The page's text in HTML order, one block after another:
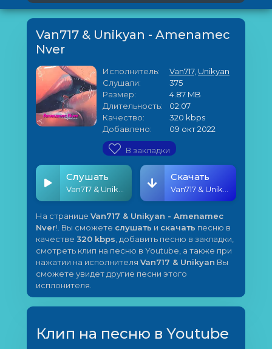
Van717 & Unikyan - Amenamec
Nver
Исполнитель: Van717, Unikyan
Слушали:
375
Размер:
4.87 MB
Длительность:
02:07
Качество:
320 kbps
Добавлено:
09 окт 2022
В закладки
Слушать Скачать
На странице Van717 & Unikyan - Amenamec
Nver!. Вы сможете слушать и скачать песню в
качестве 320 kbps , добавить песню в закладки,
смотреть клип на песню в Youtube, а также при
нажатии на исполнителя Van717 & Unikyan Вы
сможете увидет другие песни этого
исплонителя.
Клип на песню в Youtube